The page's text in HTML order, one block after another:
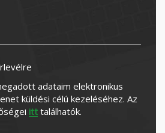
adataim elektronikus
küldési célú kezeléséhez. Az
itt találhatók.